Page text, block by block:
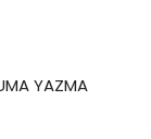
YAZMA